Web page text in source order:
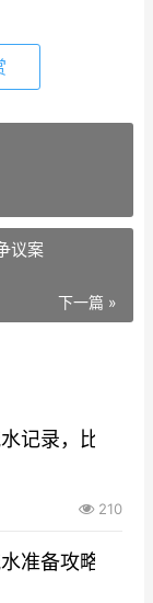
议案
下一篇 »
记录，比你想
210
准备攻略，你